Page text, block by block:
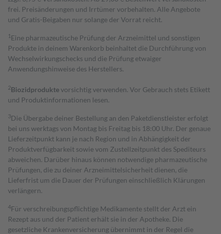
frei. Preisänderungen und Irrtümer vorbehalten. Alle Angebote
und Gratis-Beigaben nur solange der Vorrat reicht.
1 Eine pharmazeutische Prüfung der Arzneimittel und sonstigen
Produkte in deinem Warenkorb beinhaltet die Durchführung von
Wechselwirkungschecks und die Prüfung etwaiger
Anwendungshinweise des Herstellers.
2Biozidproduktevorsichtig verwenden. Vor Gebrauch stets Etikett
und Produktinformationen lesen.
3Die Übergabe deiner Bestellung an den Paketdienstleister erfolgt
bei uns werktags von Montag bis Freitag bis 18:00 Uhr. Der genaue
Lieferzeitpunkt kann je nach Region und in Abhängigkeit der
Produktverfügbarkeit sowie vom Zustellzeitpunkt des Spediteurs
abweichen. Darüber hinaus können notwendige pharmazeutische
Prüfungen, die zu deiner Arzneimittelsicherheit dienen, die
Lieferfrist um die Dauer der Prüfungen einschließlich Klärungen
verlängern.
4Für verschreibungspflichtige Medikamente stellt der Arzt ein
Rezept aus und der Patient erhält sie in der Apotheke. Die
gesetzliche Krankenversicherung übernimmt in der Regel die